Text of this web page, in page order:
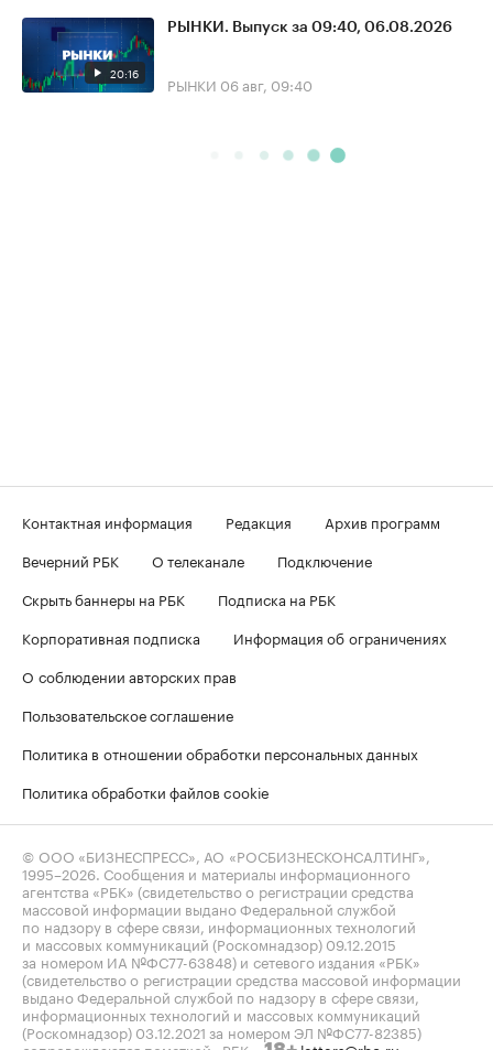
20:16
РЫНКИ. Выпуск за 09:40, 06.08.2026
РЫНКИ 06 авг, 09:40
Контактная информация Редакция
Архив программ
Вечерний РБК
О телеканале
Подключение
Скрыть баннеры на РБК
Подписка на РБК
Корпоративная подписка
Информация об ограничениях
О соблюдении авторских прав
Пользовательское соглашение
Политика в отношении обработки персональных данных
Политика обработки файлов cookie
© ООО «БИЗНЕСПРЕСС», АО «РОСБИЗНЕСКОНСАЛТИНГ»,
1995–2026 . Сообщения и материалы информационного
агентства «РБК» (свидетельство о регистрации средства
массовой информации выдано Федеральной службой
по надзору в сфере связи, информационных технологий
и массовых коммуникаций (Роскомнадзор) 09.12.2015
за номером ИА №ФС77-63848) и сетевого издания «РБК»
(свидетельство о регистрации средства массовой информации
выдано Федеральной службой по надзору в сфере связи,
информационных технологий и массовых коммуникаций
(Роскомнадзор) 03.12.2021 за номером ЭЛ №ФС77-82385)